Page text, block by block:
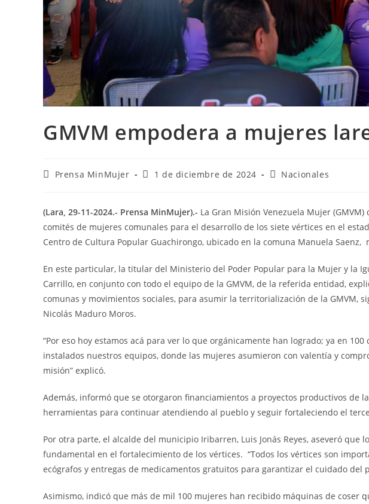
GMVM empodera a mujeres
Prensa MinMujer 1 de diciembre de 2024 Nacionales
(Lara, 29-11-2024.- Prensa MinMujer).- La Gran Misión Venezuela Mujer
comités de mujeres comunales para el desarrollo de los siete vértices en el
Centro de Cultura Popular Guachirongo, ubicado en la comuna Manuela
En este particular, la titular del Ministerio del Poder Popular para la Mujer y la
Carrillo, en conjunto con todo el equipo de la GMVM, de la referida entidad,
comunas y movimientos sociales, para asumir la territorialización de la GMVM,
Nicolás Maduro Moros.
“Por eso hoy estamos acá para ver lo que orgánicamente han logrado; ya en
instalados nuestros equipos, donde las mujeres asumieron con valentía y
misión” explicó.
Además, informó que se otorgaron financiamientos a proyectos productivos de
herramientas para continuar atendiendo al pueblo y seguir fortaleciendo el
Por otra parte, el alcalde del municipio Iribarren, Luis Jonás Reyes, aseveró que
fundamental en el fortalecimiento de los vértices. “Todos los vértices son
ecógrafos y entregas de medicamentos gratuitos para garantizar el cuidado del
Asimismo, indicó que más de mil 100 mujeres han recibido máquinas de coser